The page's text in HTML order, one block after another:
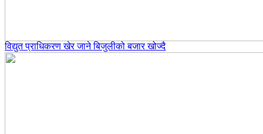
विद्युत प्राधिकरण खेर जाने बिजुलीको बजार खोज्दै